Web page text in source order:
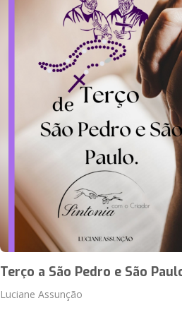
Terço a São Pedro e São
Luciane Assunção